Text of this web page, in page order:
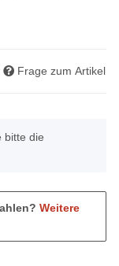
Frage zum Artikel
bitte die
Weitere